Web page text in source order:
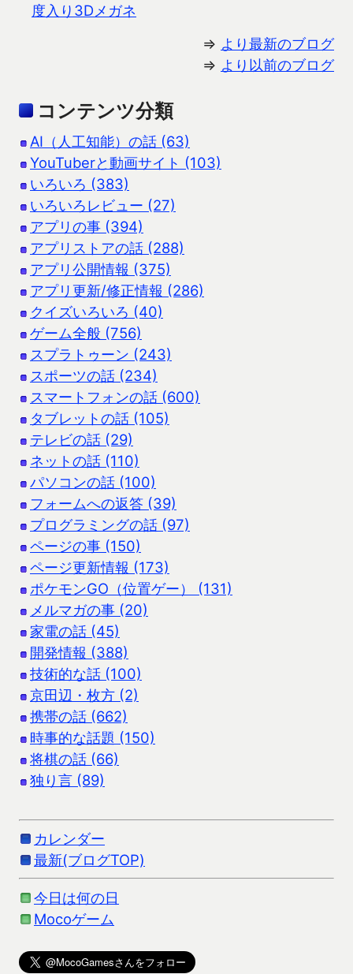
度入り3Dメガネ
⇒ より最新のブログ
⇒ より以前のブログ
コンテンツ分類
AI（人工知能）の話 (63)
YouTuberと動画サイト (103)
いろいろ (383)
いろいろレビュー (27)
アプリの事 (394)
アプリストアの話 (288)
アプリ公開情報 (375)
アプリ更新/修正情報 (286)
クイズいろいろ (40)
ゲーム全般 (756)
スプラトゥーン (243)
スポーツの話 (234)
スマートフォンの話 (600)
タブレットの話 (105)
テレビの話 (29)
ネットの話 (110)
パソコンの話 (100)
フォームへの返答 (39)
プログラミングの話 (97)
ページの事 (150)
ページ更新情報 (173)
ポケモンGO（位置ゲー） (131)
メルマガの事 (20)
家電の話 (45)
開発情報 (388)
技術的な話 (100)
京田辺・枚方 (2)
携帯の話 (662)
時事的な話題 (150)
将棋の話 (66)
独り言 (89)
カレンダー
最新(ブログTOP)
今日は何の日
Mocoゲーム